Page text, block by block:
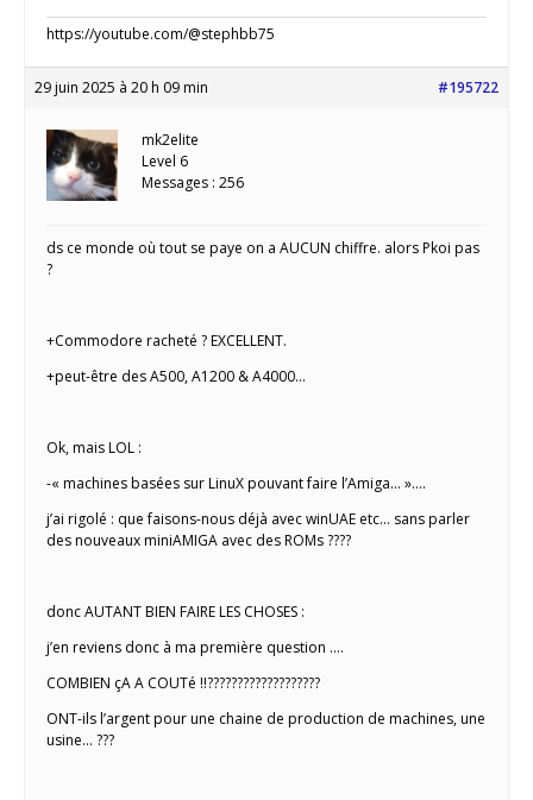
https://youtube.com/@stephbb75
29 juin 2025 à 20 h 09 min #195722
mk2elite
Level 6
Messages : 256
ds ce monde où tout se paye on a AUCUN chiffre. alors Pkoi pas
?
+Commodore racheté ? EXCELLENT.
+peut-être des A500, A1200 & A4000…
Ok, mais LOL :
-« machines basées sur LinuX pouvant faire l’Amiga… »….
j’ai rigolé : que faisons-nous déjà avec winUAE etc… sans parler
des nouveaux miniAMIGA avec des ROMs ????
donc AUTANT BIEN FAIRE LES CHOSES :
j’en reviens donc à ma première question ….
COMBIEN çA A COUTé !!???????????????????
ONT-ils l’argent pour une chaine de production de machines, une
usine… ???